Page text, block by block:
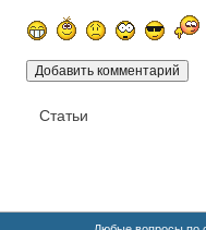
Статьи